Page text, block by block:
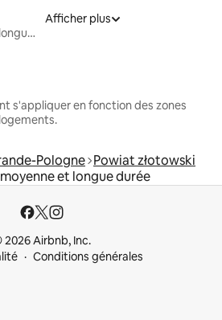
Locations moyenne et longue durée
Afficher plus
s'appliquer en fonction des zones
Pologne Powiat złotowski
et longue durée
2026 Airbnb, Inc.
Conditions générales